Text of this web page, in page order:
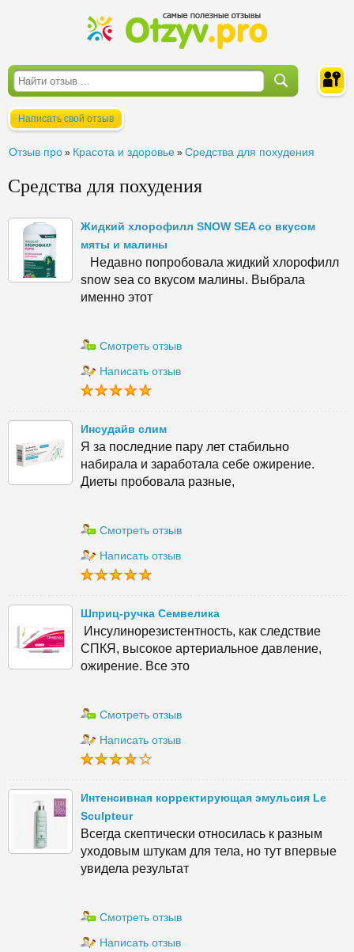
Написать свой отзыв
Отзыв про » Красота и здоровье » Средства для похудения
Средства для похудения
Жидкий хлорофилл SNOW SEA со вкусом
мяты и малины
Недавно попробовала жидкий хлорофилл
snow sea со вкусом малины. Выбрала
именно этот
Смотреть отзыв
Написать отзыв
Инсудайв слим
Я за последние пару лет стабильно
набирала и заработала себе ожирение.
Диеты пробовала разные,
Смотреть отзыв
Написать отзыв
Шприц-ручка Семвелика
Инсулинорезистентность, как следствие
СПКЯ, высокое артериальное давление,
ожирение. Все это
Смотреть отзыв
Написать отзыв
Интенсивная корректирующая эмульсия Le
Sculpteur
Всегда скептически относилась к разным
уходовым штукам для тела, но тут впервые
увидела результат
Смотреть отзыв
Написать отзыв